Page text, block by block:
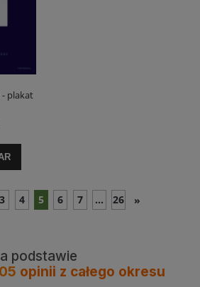
- plakat
3 4 5 6 7 ... 26 »
podstawie
opinii z całego okresu